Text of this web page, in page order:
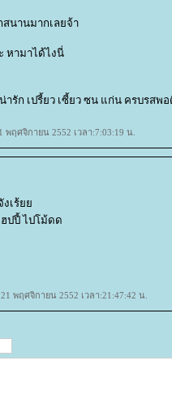
นานมากเลยจ้า
หามาได้ไงนี่
ารัก เปรี้ยว เซี้ยว ซน แก่น ครบรสพ
ฤศจิกายน 2552 เวลา:7:03:19 น.
จังเร้
ปปี้ ไปโม้ดด
พฤศจิกายน 2552 เวลา:21:47:42 น.